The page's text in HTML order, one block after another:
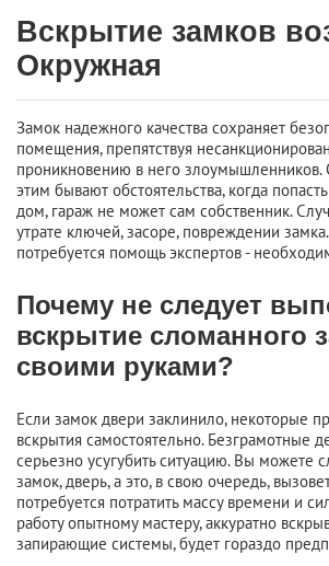
Вскрытие замков
Окружная
Замок надежного качества сохраняет
помещения, препятствуя
проникновению в него злоумышленников.
этим бывают обстоятельства, когда
дом, гараж не может сам собственник.
утрате ключей, засоре, повреждении
потребуется помощь экспертов -
Почему не следует
вскрытие сломанного
своими руками?
Если замок двери заклинило, некоторые
вскрытия самостоятельно. Безграмотные
серьезно усугубить ситуацию. Вы можете
замок, дверь, а это, в свою очередь,
потребуется потратить массу времени и
работу опытному мастеру, аккуратно
запирающие системы, будет гораздо